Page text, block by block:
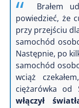
Brałem
powiedzieć, że
przy przejściu
samochód
Następnie, po
samochód
wciąż
ciężarówka od
włączył